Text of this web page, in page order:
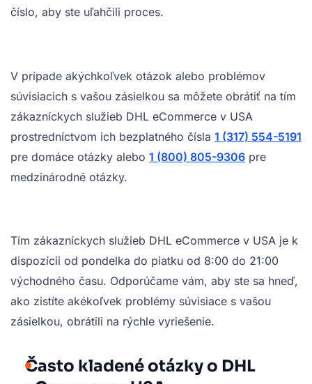
číslo, aby ste uľahčili proces.
V prípade akýchkoľvek otázok alebo problémov
súvisiacich s vašou zásielkou sa môžete obrátiť na tím
zákazníckych služieb DHL eCommerce v USA
prostredníctvom ich bezplatného čísla 1 (317) 554-5191
pre domáce otázky alebo 1 (800) 805-9306 pre
medzinárodné otázky.
Tím zákazníckych služieb DHL eCommerce v USA je k
dispozícii od pondelka do piatku od 8:00 do 21:00
východného času. Odporúčame vám, aby ste sa hneď,
ako zistíte akékoľvek problémy súvisiace s vašou
zásielkou, obrátili na rýchle vyriešenie.
Často kladené otázky o DHL